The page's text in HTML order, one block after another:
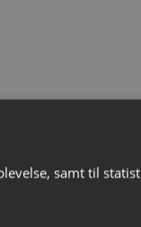
samt til